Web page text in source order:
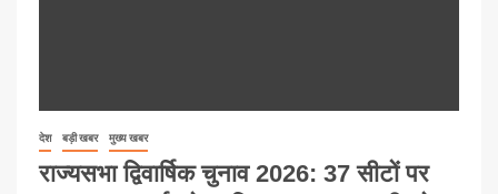
देश बड़ी खबर मुख्य खबर
राज्यसभा द्विवार्षिक चुनाव 2026: 37 सीटों पर